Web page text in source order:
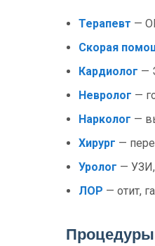
Терапевт —
Скорая
Кардиолог —
Невролог —
Нарколог —
Хирург —
Уролог — УЗИ,
ЛОР — отит,
Процедуры